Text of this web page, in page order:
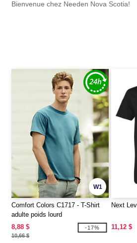
Bienvenue chez Needen Nova Scotia!
W1
Comfort Colors C1717 - T-Shirt
adulte poids lourd
8,88 $
10,66 $
-17%
Next
11,12 $